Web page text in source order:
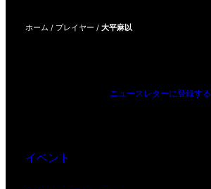
ホーム / プレイヤー / 大平麻以
ニュースレターに登録する
イベント